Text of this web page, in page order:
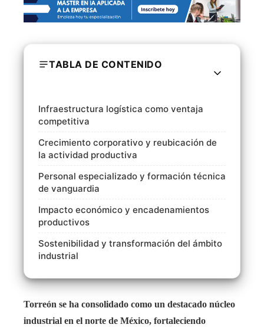
TABLA DE CONTENIDO
Infraestructura logística como ventaja
competitiva
Crecimiento corporativo y reubicación de
la actividad productiva
Personal especializado y formación técnica
de vanguardia
Impacto económico y encadenamientos
productivos
Sostenibilidad y transformación del ámbito
industrial
Torreón se ha consolidado como un destacado núcleo
industrial en el norte de México, fortaleciendo